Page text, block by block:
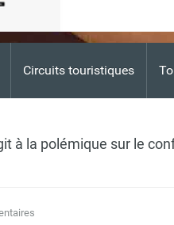
Circuits touristiques
à la polémique sur le